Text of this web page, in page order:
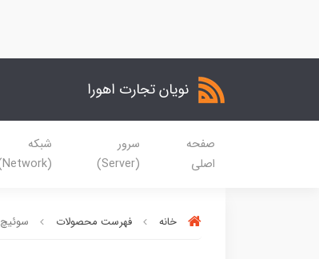
نویان تجارت اهورا
صفحه
اصلی
سرور
(Server)
شبکه
(Network)
خانه فهرست محصولات سوئیچ Cisco Nexus N9K-9336C-FX2